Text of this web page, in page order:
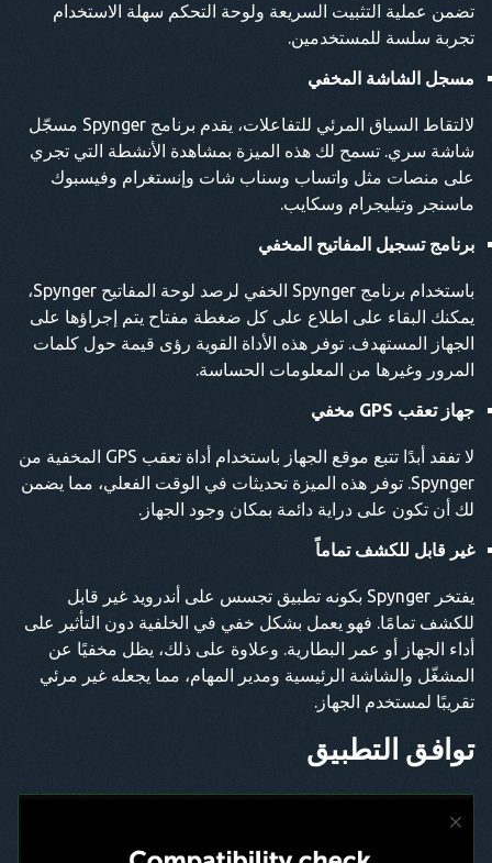
تضمن عملية التثبيت السريعة ولوحة التحكم سهلة الاستخدام
تجربة سلسة للمستخدمين.
مسجل الشاشة المخفي
لالتقاط السياق المرئي للتفاعلات، يقدم برنامج Spynger مسجّل
شاشة سري. تسمح لك هذه الميزة بمشاهدة الأنشطة التي تجري
على منصات مثل واتساب وسناب شات وإنستغرام وفيسبوك
ماسنجر وتيليجرام وسكايب.
برنامج تسجيل المفاتيح المخفي
باستخدام برنامج Spynger الخفي لرصد لوحة المفاتيح Spynger،
يمكنك البقاء على اطلاع على كل ضغطة مفتاح يتم إجراؤها على
الجهاز المستهدف. توفر هذه الأداة القوية رؤى قيمة حول كلمات
المرور وغيرها من المعلومات الحساسة.
جهاز تعقب GPS مخفي
لا تفقد أبدًا تتبع موقع الجهاز باستخدام أداة تعقب GPS المخفية من
Spynger. توفر هذه الميزة تحديثات في الوقت الفعلي، مما يضمن
لك أن تكون على دراية دائمة بمكان وجود الجهاز.
غير قابل للكشف تماماً
يفتخر Spynger بكونه تطبيق تجسس على أندرويد غير قابل
للكشف تمامًا. فهو يعمل بشكل خفي في الخلفية دون التأثير على
أداء الجهاز أو عمر البطارية. وعلاوة على ذلك، يظل مخفيًا عن
المشغّل والشاشة الرئيسية ومدير المهام، مما يجعله غير مرئي
تقريبًا لمستخدم الجهاز.
توافق التطبيق